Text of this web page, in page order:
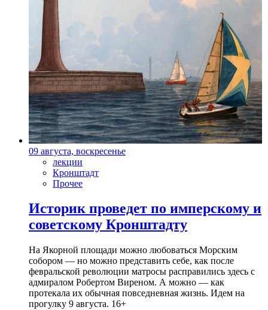
09 августа, воскресенье
лекции
Кронштадт
Прочее
Историк проведет по имперскому и
советскому Кронштадту
На Якорной площади можно любоваться Морским
собором — но можно представить себе, как после
февральской революции матросы расправились здесь с
адмиралом Робертом Виреном. А можно — как
протекала их обычная повседневная жизнь. Идем на
прогулку 9 августа. 16+